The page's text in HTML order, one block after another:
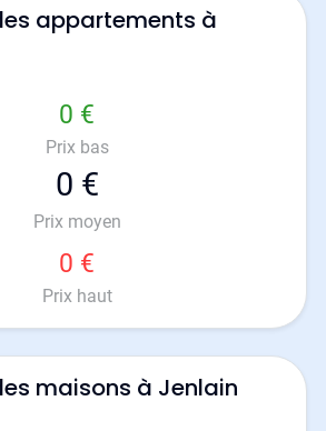
appartements à
0 €
Prix bas
0 €
Prix moyen
0 €
Prix haut
maisons à Jenlain